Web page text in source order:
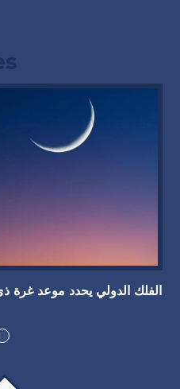
الفلك الدولي يحدد موعد غرة